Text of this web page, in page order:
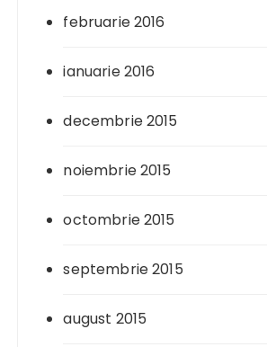
februarie 2016
ianuarie 2016
decembrie 2015
noiembrie 2015
octombrie 2015
septembrie 2015
august 2015